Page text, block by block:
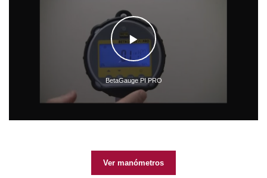
BetaGauge PI PRO
Ver manómetros